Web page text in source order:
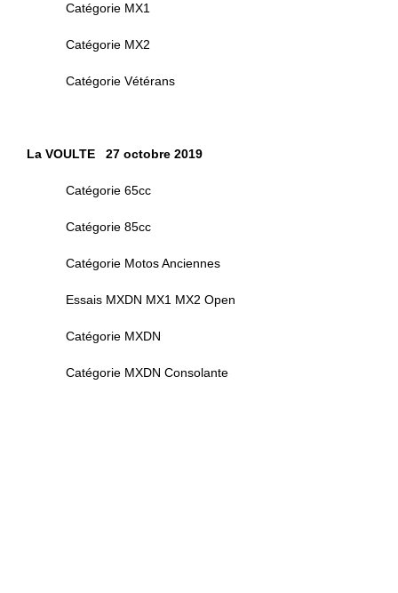
Catégorie MX1
Catégorie MX2
Catégorie Vétérans
La VOULTE 27 octobre 2019
Catégorie 65cc
Catégorie 85cc
Catégorie Motos Anciennes
Essais MXDN MX1 MX2 Open
Catégorie MXDN
Catégorie MXDN Consolante